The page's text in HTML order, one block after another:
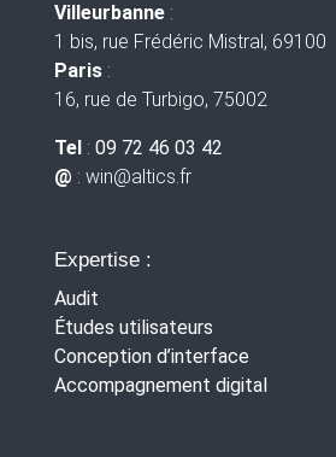
Villeurbanne :
1 bis, rue Frédéric Mistral, 69100
Paris:
16, rue de Turbigo, 75002
Tel : 09 72 46 03 42
@ : win@altics.fr
Expertise :
Audit
Études utilisateurs
Conception d’interface
Accompagnement digital